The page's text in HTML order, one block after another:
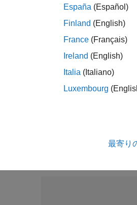
ト
注目の例
事前定義されているロ
事前定義されているロボ
認する。
Compute Joint
単一の環境内でさまざま
España (Español)
Finland (English)
France (Français)
Ireland (English)
Italia (Italiano)
Luxembourg
最寄り